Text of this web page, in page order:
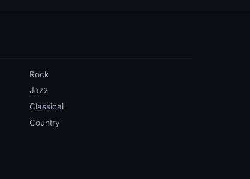
Rock
Jazz
Classical
Country